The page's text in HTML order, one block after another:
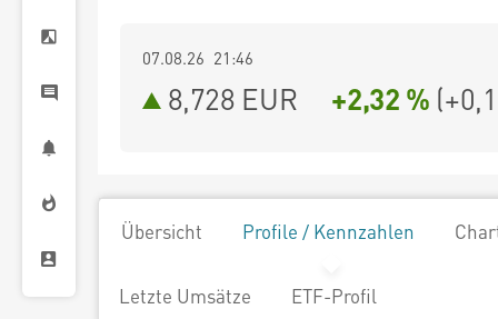
07.08.26 21:46
8,728 EUR +2,32 % (
Übersicht Profile / Kennzahlen
Letzte Umsätze ETF-Profil